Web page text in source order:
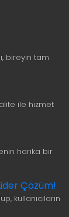
bireyin tam
ile hizmet
harika bir
Çözüm!
kullanıcıların